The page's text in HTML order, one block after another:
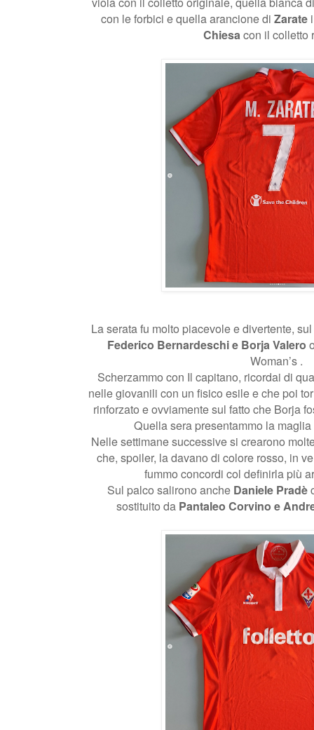
con le forbici e quella arancione di Zarate
Chiesacon il colletto
La serata fu molto piacevole e divertente,
Federico Bernardeschi e Borja Valero
Woman’s .
Scherzammo con Il capitano, ricordai di
nelle giovanili con un fisico esile e che poi
rinforzato e ovviamente sul fatto che Borja
Quella sera presentammo la
Nelle settimane successive si crearono
che, spoiler, la davano di colore rosso, in
fummo concordi col definirla più
Sul palco salirono anche Daniele Pradè
sostituito da Pantaleo Corvino e